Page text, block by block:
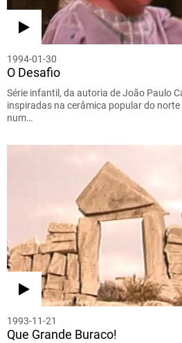
1994-01-30
O Desafio
Série infantil, da autoria de João Paulo
inspiradas na cerâmica popular do
num…
1993-11-21
Que Grande Buraco!